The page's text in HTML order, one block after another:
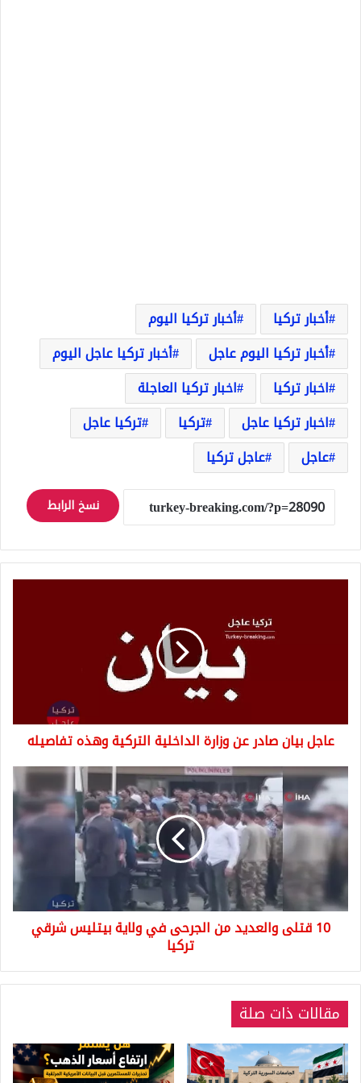
أخبار تركيا
أخبار تركيا اليوم
أخبار تركيا اليوم عاجل
أخبار تركيا عاجل اليوم
اخبار تركيا
اخبار تركيا العاجلة
اخبار تركيا عاجل
تركيا
تركيا عاجل
عاجل
عاجل تركيا
نسخ الرابط
تفاصيله
عاجل بيان صادر عن وزارة الداخلية التركية وهذه تفاصيله
10
قتلى
والعديد
من
الجرحى
في
بيتليس
شرقي
تركيا
10 قتلى والعديد من الجرحى في ولاية بيتليس شرقي
تركيا
مقالات ذات صلة